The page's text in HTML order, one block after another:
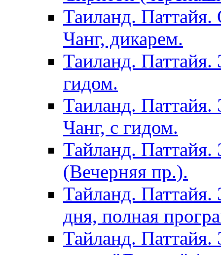
Таиланд.
Чанг, дикарем.
Таиланд.
гидом.
Таиланд.
Чанг, с гидом.
Тайланд. Паттайя.
(Вечерняя пр.).
Тайланд. Паттайя.
дня, полная
Тайланд. Паттайя.